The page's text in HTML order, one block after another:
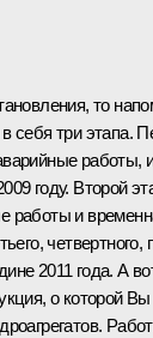
то
себя три этапа.
работы,
году. Второй
работы и
2011 года. А
о которой